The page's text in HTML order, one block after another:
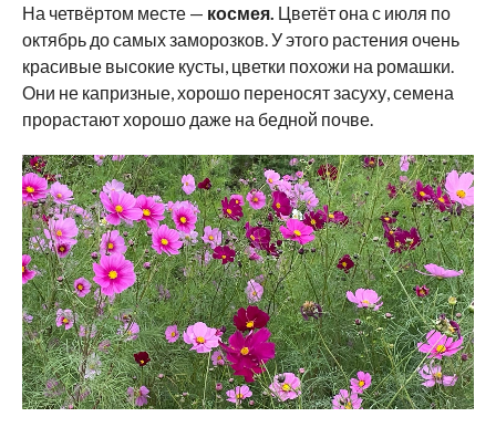
На четвёртом месте — космея. Цветёт она с июля по
октябрь до самых заморозков. У этого растения очень
красивые высокие кусты, цветки похожи на ромашки.
Они не капризные, хорошо переносят засуху, семена
прорастают хорошо даже на бедной почве.